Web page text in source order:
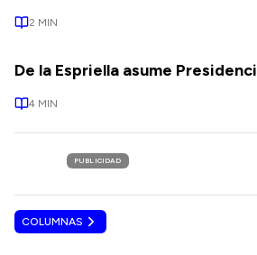
2 MIN
De la Espriella asume
4 MIN
PUBLICIDAD
COLUMNAS